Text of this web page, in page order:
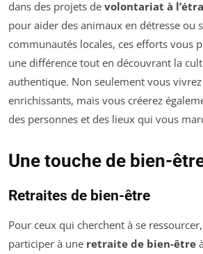
dans des projets de volontariat à
pour aider des animaux en détresse ou
communautés locales, ces efforts vous
une différence tout en découvrant la
authentique. Non seulement vous
enrichissants, mais vous créerez
des personnes et des lieux qui vous
Une touche de bien-
Retraites de bien-être
Pour ceux qui cherchent à se
participer à une retraite de bien-être